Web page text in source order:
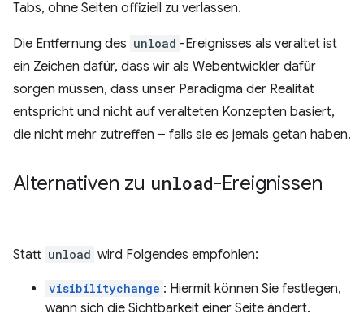
Tabs, ohne Seiten offiziell zu verlassen.
Die Entfernung des unload -Ereignisses als veraltet ist
ein Zeichen dafür, dass wir als Webentwickler dafür
sorgen müssen, dass unser Paradigma der Realität
entspricht und nicht auf veralteten Konzepten basiert,
die nicht mehr zutreffen – falls sie es jemals getan haben.
Alternativen zu unload-Ereignissen
Statt unload wird Folgendes empfohlen:
visibilitychange : Hiermit können Sie festlegen,
wann sich die Sichtbarkeit einer Seite ändert.